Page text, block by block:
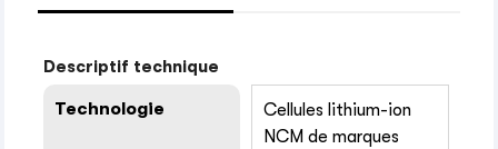
Descriptif technique
Technologie
Cellules lithium-ion
NCM de marques